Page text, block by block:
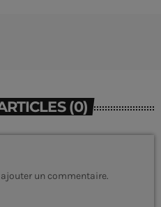
(0)
un commentaire.